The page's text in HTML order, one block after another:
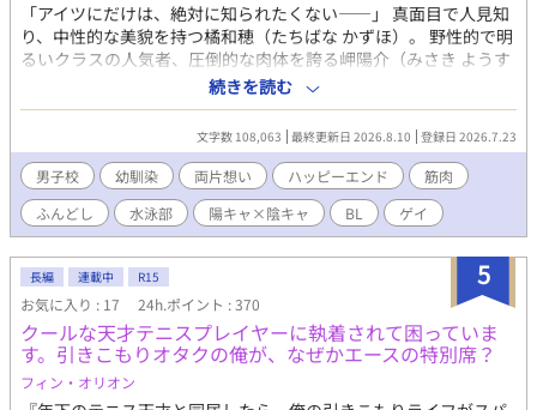
「アイツにだけは、絶対に知られたくない――」 真面目で人見知
り、中性的な美貌を持つ橘和穂（たちばな かずほ）。 野性的で明
るいクラスの人気者、圧倒的な肉体を誇る岬陽介（みさき ようす
け）。 三歳の頃からの幼馴染であり、水泳部でも共に切磋琢磨す
る二人は、距離感バク。 しかし、その胸の奥には、互いに隠し続
けた「歪な独占欲」と「切実な片想い」があった。 二人が通う私
立海濤高校。そこには100年以上、決して口外することを許され
ない秘儀があった。 スポーツ特待生の少年たちが、合宿の際に辿
り着く場所――それは、孤島に鎮座する「金精様」の社。 両片想
いだった和穂と陽介は、前日の秘密の「ふんどし練習」でお互い
への思いを募らせて、臨海合宿に臨む。そこで課せられたのは、
あまりに苛烈で、官能的な神事だった。 触れ合う素肌の熱、高鳴
る鼓動、そして互いの「欲」を封じ込められた絶望的なまでの渇
き。 静寂に包まれた社の中で、二人はただ、相手の体温だけを頼
りに「男」への階段を登っていく。 やがて儀式が終わり、重い鎖
が解き放たれたとき。 極限まで高まった二人の「好き」は、もは
や誰にも止められない衝動となって爆発する。 「陽介のちんこ…
早く欲しい…」 「もう、和穂ぉ…ほんと煽んなって…俺、マジで
続きを読む
文字数 108,063 最終更新日 2026.8.10 登録日 2026.7.23
男子校 幼馴染 両片想い ハッピーエンド
筋肉
ふんどし
水泳部 陽キャ×陰キャ BL ゲイ
5
長編 連載中 R15
お気に入り : 17 24h.ポイント : 370
クールな天才テニスプレイヤーに執着されて困っていま
す。引きこもりオタクの俺が、なぜかエースの特別席？
フィン・オリオン